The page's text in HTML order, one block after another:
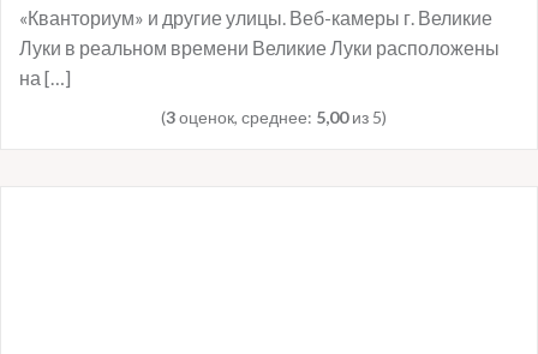
«Кванториум» и другие улицы. Веб-камеры г. Великие
Луки в реальном времени Великие Луки расположены
на […]
(3оценок, среднее: 5,00из 5)